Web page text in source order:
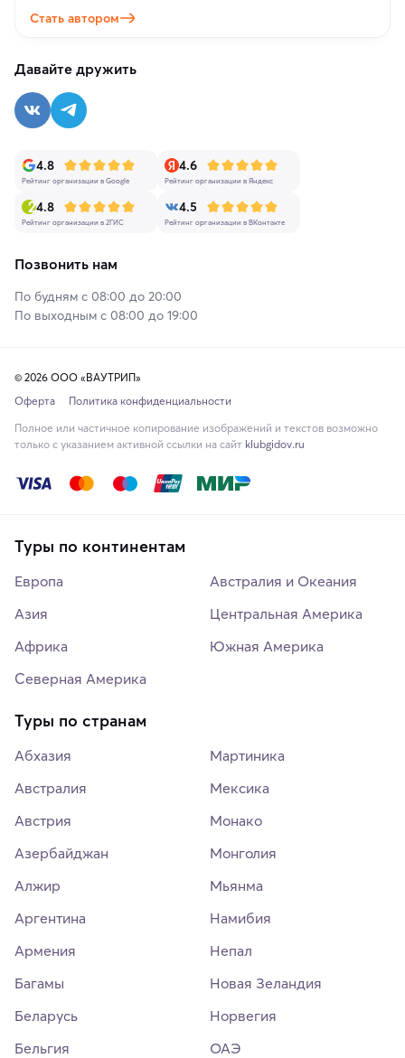
Стать автором
Давайте дружить
4.8
Рейтинг организации в Google
4.6
Рейтинг организации в Яндекс
4.8
Рейтинг организации в 2ГИС
4.5
Рейтинг организации в ВКонтакте
Позвонить нам
По будням с 08:00 до 20:00
По выходным с 08:00 до 19:00
© 2026 ООО «ВАУТРИП»
Оферта
Политика конфиденциальности
Полное или частичное копирование изображений и текстов возможно
только с указанием активной ссылки на сайт klubgidov.ru
Туры по континентам
Европа
Азия
Африка
Северная Америка
Австралия и Океания
Центральная Америка
Южная Америка
Туры по странам
Абхазия
Австралия
Австрия
Азербайджан
Алжир
Аргентина
Армения
Багамы
Беларусь
Бельгия
Мартиника
Мексика
Монако
Монголия
Мьянма
Намибия
Непал
Новая Зеландия
Норвегия
ОАЭ